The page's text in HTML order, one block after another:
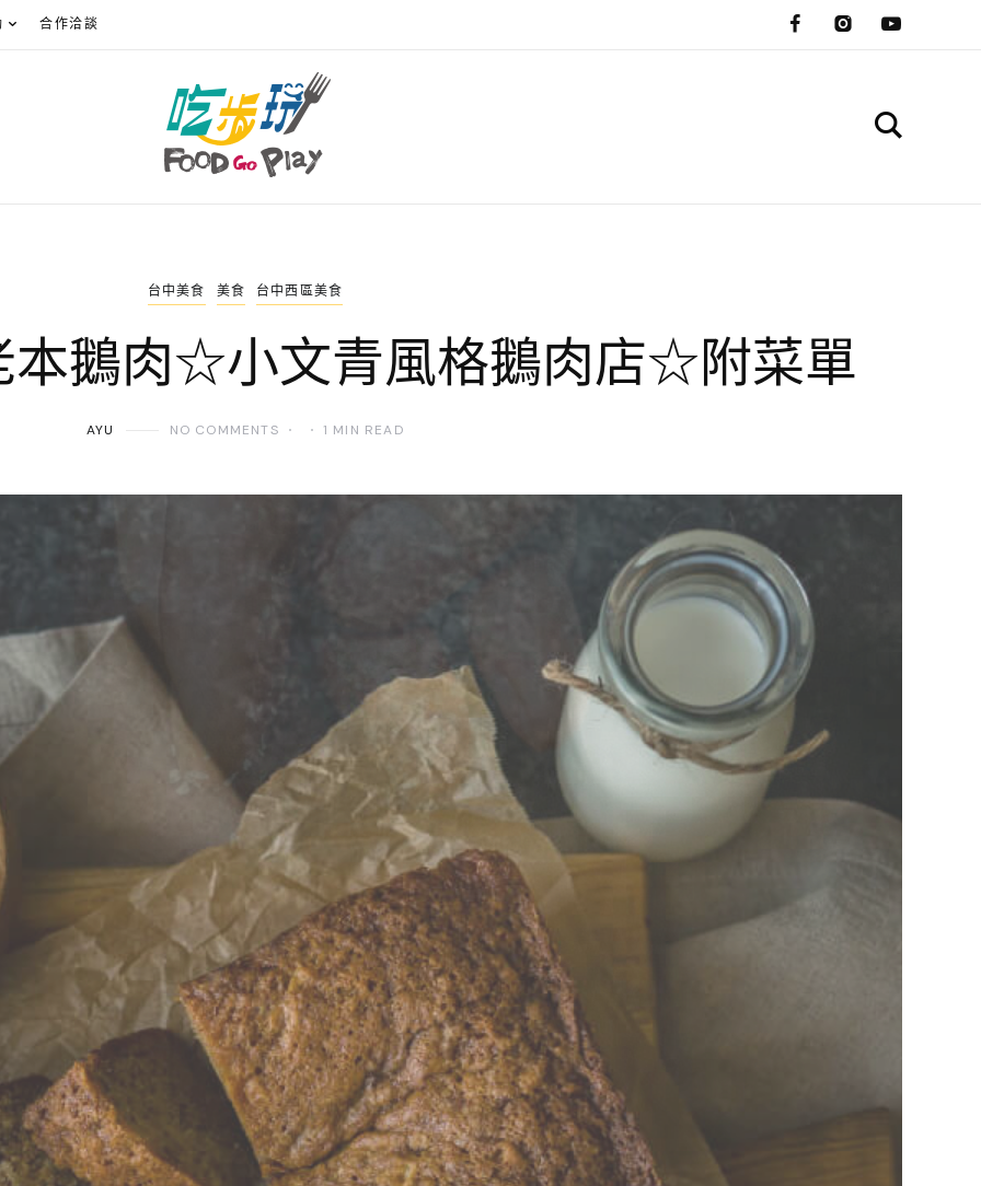
合作洽談
台中美食 美食 台中西區美食
本鵝肉☆小文青風格鵝肉店☆附菜單
AYU NO COMMENTS 1 MIN READ